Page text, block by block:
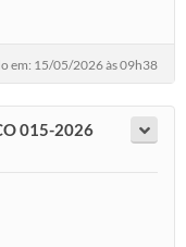
em: 15/05/2026 às 09h38
015-2026